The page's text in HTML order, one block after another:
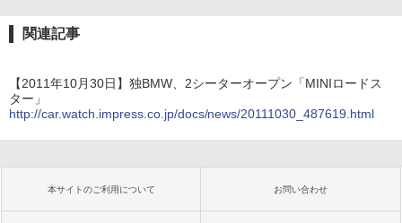
関連記事
【2011年10月30日】独BMW、2シーターオープン「MINIロードス
ター」
http://car.watch.impress.co.jp/docs/news/20111030_487619.html
本サイトのご利用について お問い合わせ